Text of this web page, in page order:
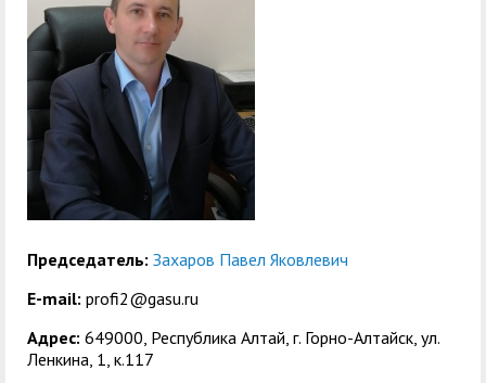
Председатель: Захаров Павел Яковлевич
E-mail: profi2@gasu.ru
Адрес: 649000, Республика Алтай, г. Горно-Алтайск, ул.
Ленкина, 1, к.117